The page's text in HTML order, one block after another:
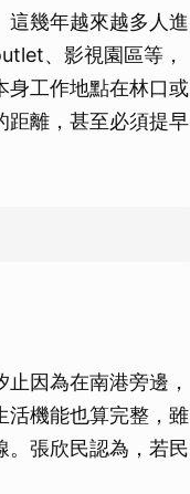
這幾年越來越多人進
、影視園區等，
身工作地點在林口或
距離，甚至必須提早
因為在南港旁邊，
活機能也算完整，雖
。張欣民認為，若民